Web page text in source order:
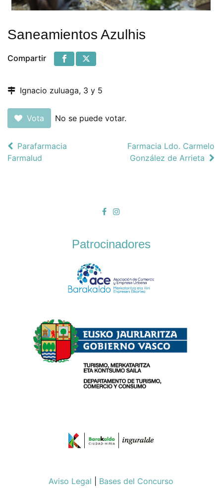
Saneamientos Azulhis
Compartir
Ignacio zuluaga, 3 y 5
Vota No se puede votar.
Parafarmacia
Farmalud
Farmacia Ldo. Carmelo
González de Arrieta
Patrocinadores
Aviso Legal Bases del Concurso